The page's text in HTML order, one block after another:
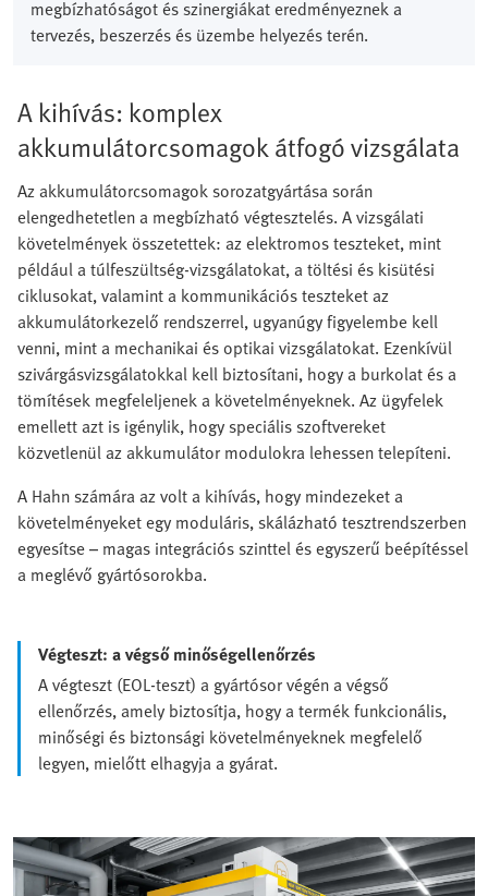
megbízhatóságot és szinergiákat eredményeznek a
tervezés, beszerzés és üzembe helyezés terén.
A kihívás: komplex
akkumulátorcsomagok átfogó vizsgálata
Az akkumulátorcsomagok sorozatgyártása során
elengedhetetlen a megbízható végtesztelés. A vizsgálati
követelmények összetettek: az elektromos teszteket, mint
például a túlfeszültség-vizsgálatokat, a töltési és kisütési
ciklusokat, valamint a kommunikációs teszteket az
akkumulátorkezelő rendszerrel, ugyanúgy figyelembe kell
venni, mint a mechanikai és optikai vizsgálatokat. Ezenkívül
szivárgásvizsgálatokkal kell biztosítani, hogy a burkolat és a
tömítések megfeleljenek a követelményeknek. Az ügyfelek
emellett azt is igénylik, hogy speciális szoftvereket
közvetlenül az akkumulátor modulokra lehessen telepíteni.
A Hahn számára az volt a kihívás, hogy mindezeket a
követelményeket egy moduláris, skálázható tesztrendszerben
egyesítse – magas integrációs szinttel és egyszerű beépítéssel
a meglévő gyártósorokba.
Végteszt: a végső minőségellenőrzés
A végteszt (EOL-teszt) a gyártósor végén a végső
ellenőrzés, amely biztosítja, hogy a termék funkcionális,
minőségi és biztonsági követelményeknek megfelelő
legyen, mielőtt elhagyja a gyárat.